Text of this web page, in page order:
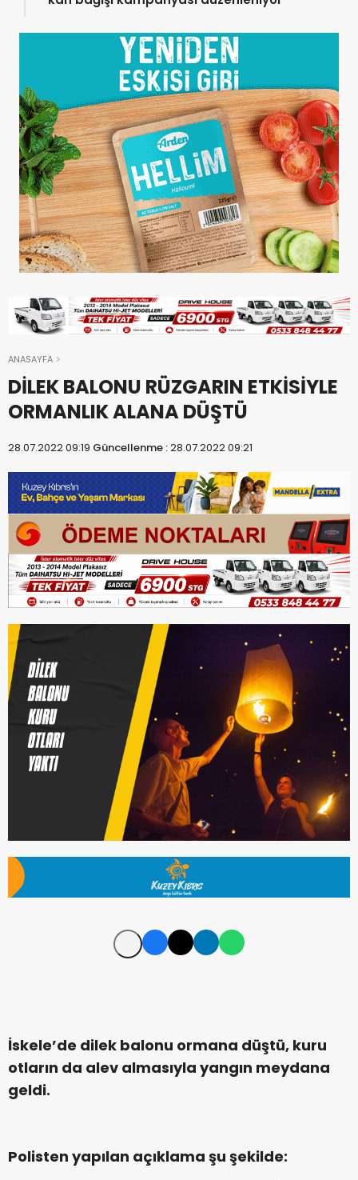
ANASAYFA
DİLEK BALONU RÜZGARIN ETKİSİYLE
ORMANLIK ALANA DÜŞTÜ
28.07.2022 09:19 Güncellenme :28.07.2022 09:21
İskele’de dilek balonu ormana düştü, kuru
otların da alev almasıyla yangın meydana
geldi.
Polisten yapılan açıklama şu şekilde: